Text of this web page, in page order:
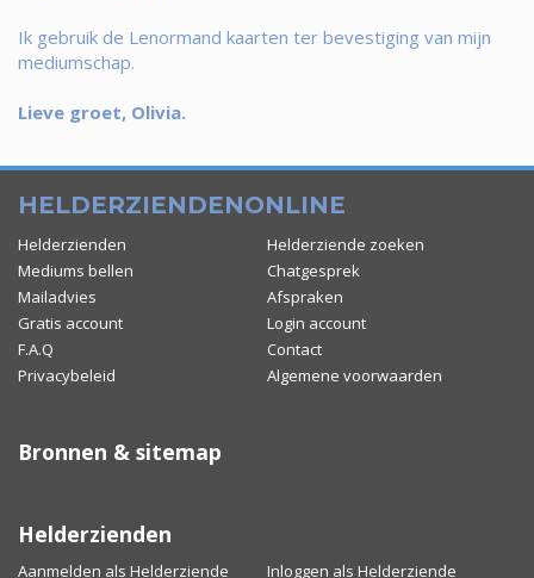
Ik gebruik de Lenormand kaarten ter bevestiging van mijn
mediumschap.
Lieve groet, Olivia.
HELDERZIENDENONLINE
Helderzienden
Helderziende zoeken
Mediums bellen
Chatgesprek
Mailadvies
Afspraken
Gratis account
Login account
F.A.Q
Contact
Privacybeleid
Algemene voorwaarden
Bronnen & sitemap
Helderzienden
Aanmelden als Helderziende Inloggen als Helderziende